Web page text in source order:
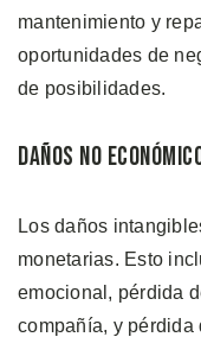
mantenimiento y
oportunidades de
de posibilidades.
Daños no
Los daños
monetarias. Esto
emocional, pérdida
compañía, y pérdida